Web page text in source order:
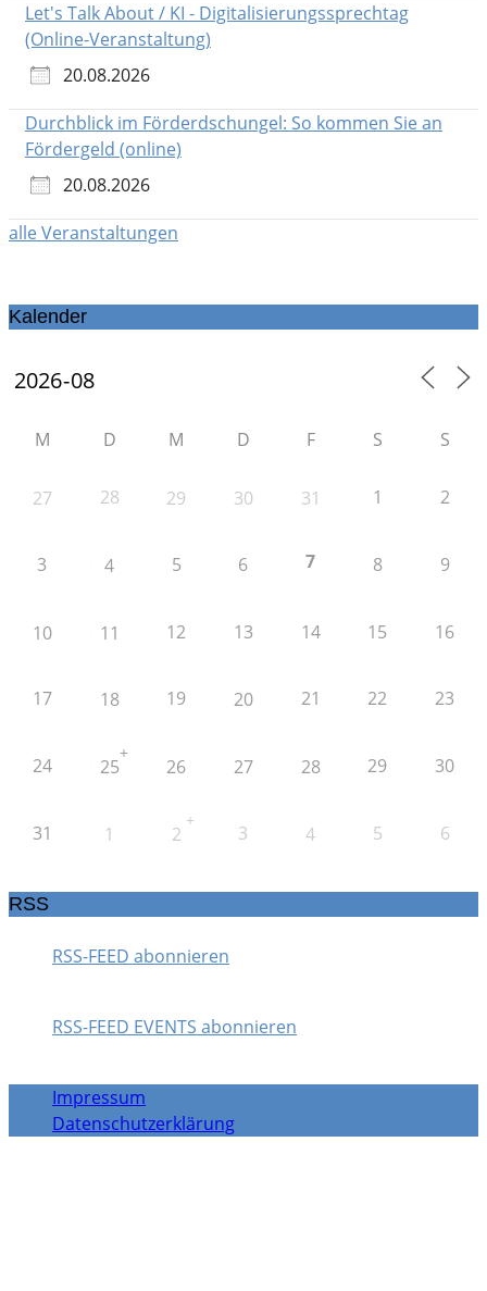
Let's Talk About / KI - Digitalisierungssprechtag
(Online-Veranstaltung)
20.08.2026
Durchblick im Förderdschungel: So kommen Sie an
Fördergeld (online)
20.08.2026
alle Veranstaltungen
Kalender
M D M D F S S
27 28 29 30 31 1 2
3 4 5 6 7 8 9
10 11 12 13 14 15 16
17 18 19 20 21 22 23
24 25
+
26 27 28 29 30
31 1 2
+
3 4 5 6
RSS
RSS-FEED abonnieren
RSS-FEED EVENTS abonnieren
Impressum
Datenschutzerklärung